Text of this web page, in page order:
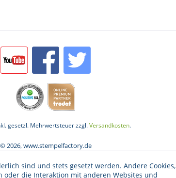
gesetzl. Mehrwertsteuer zzgl.Versandkosten.
© 2026, www.stempelfactory.de
sind und stets gesetzt werden. Andere Cookies,
die Interaktion mit anderen Websites und